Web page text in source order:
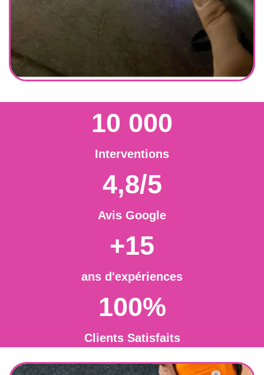
10 000
Interventions
4,8/5
Avis Google
+15
ans d'expériences
100%
Clients Satisfaits